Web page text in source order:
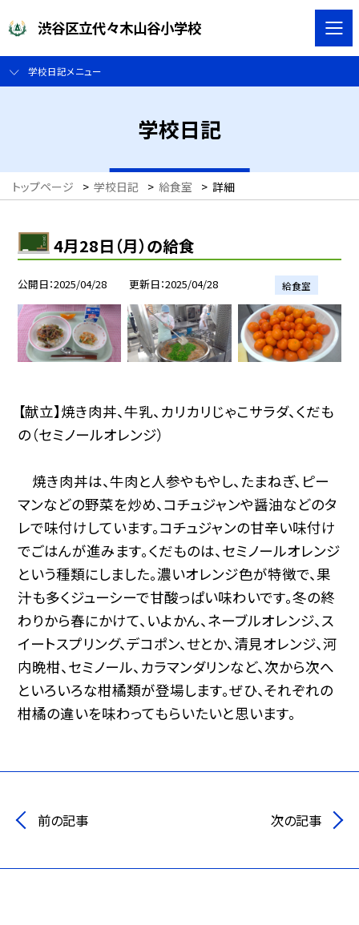
渋谷区立代々木山谷小学校
学校日記メニュー
学校日記
トップページ > 学校日記 > 給食室 > 詳細
4月28日（月）の給食
公開日 2025/04/28 更新日 2025/04/28 給食室
【献立】焼き肉丼、牛乳、カリカリじゃこサラダ、くだも
の（セミノールオレンジ）
焼き肉丼は、牛肉と人参やもやし、たまねぎ、ピー
マンなどの野菜を炒め、コチュジャンや醤油などのタ
レで味付けしています。コチュジャンの甘辛い味付け
でごはんが進みます。くだものは、セミノールオレンジ
という種類にしました。濃いオレンジ色が特徴で、果
汁も多くジューシーで甘酸っぱい味わいです。冬の終
わりから春にかけて、いよかん、ネーブルオレンジ、ス
イートスプリング、デコポン、せとか、清見オレンジ、河
内晩柑、セミノール、カラマンダリンなど、次から次へ
といろいろな柑橘類が登場します。ぜひ、それぞれの
柑橘の違いを味わってもらいたいと思います。
前の記事 次の記事